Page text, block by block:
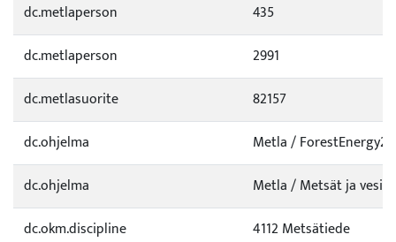
dc.metlaperson
435
dc.metlaperson
2991
dc.metlasuorite
82157
dc.ohjelma
Metla /
dc.ohjelma
Metla / Metsät ja vesi
dc.okm.discipline
4112 Metsätiede